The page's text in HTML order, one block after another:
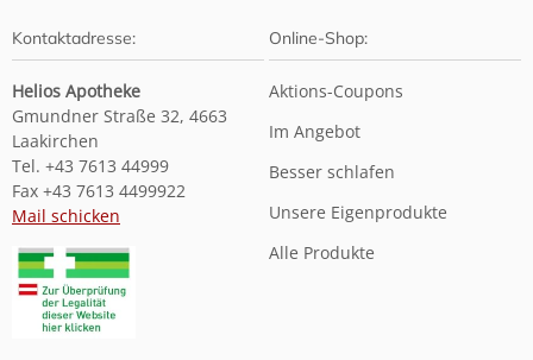
Kontaktadresse:
Helios Apotheke
Gmundner Straße 32, 4663
Laakirchen
Tel. +43 7613 44999
Fax +43 7613 4499922
Mail schicken
Online-Shop:
Aktions-Coupons
Im Angebot
Besser schlafen
Unsere Eigenprodukte
Alle Produkte